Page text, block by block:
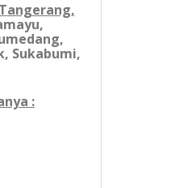
Sukabumi,
: